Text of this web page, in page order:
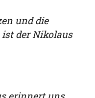
und die
der Nikolaus